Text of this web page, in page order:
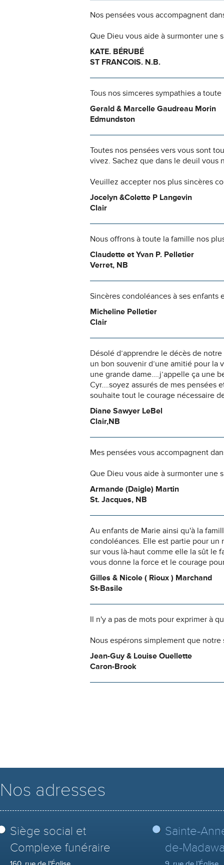
Nos pensées vous accompagnent
Que Dieu vous aide à surmonter une
KATE. BÉRUBÉ
ST FRANCOIS. N.B.
Tous nos simceres sympathies a
Gerald & Marcelle Gaudreau Morin
Edmundston
Toutes nos pensées vers vous sont
vivez. Sachez que dans le deuil vous
Veuillez accepter nos plus sincères
Jocelyn &Colette P Langevin
Clair
Nous offrons à toute la famille nos
Claudette et Yvan P. Pelletier
Verret, NB
Sincères condoléances à ses
Micheline Pelletier
Clair
Désolé d’apprendre le décès de
un bon souvenir d’une amitié pour
une grande dame….j’appelle ça une
Cyr….soyez assurés de mes pensées
souhaite tout le courage nécessaire
Diane Sawyer LeBel
Clair,NB
Mes pensées vous accompagnent
Que Dieu vous aide à surmonter une
Armande (Daigle) Martin
St. Jacques, NB
Au enfants de Marie ainsi qu'à la
condoléances. Elle est partie pour un
sur vous là-haut comme elle la sût le
vous donne la force et le courage
Gilles & Nicole ( Rioux ) Marchand
St-Basile
Il n'y a pas de mots pour exprimer à
Nous espérons simplement que
Jean-Guy & Louise Ouellette
Caron-Brook
Nos adresses
Siège social et
Complexe funéraire
Sainte-
de-